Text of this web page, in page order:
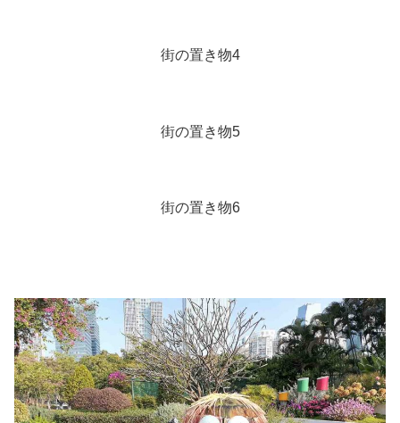
街の置き物4
街の置き物5
街の置き物6